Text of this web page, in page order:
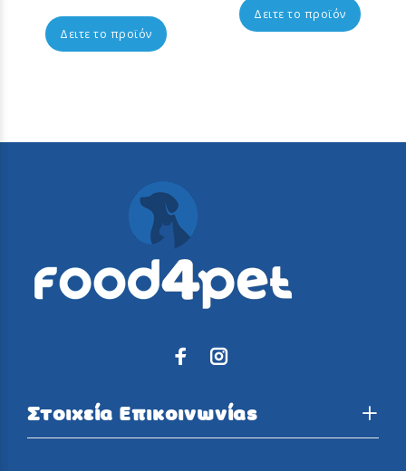
Δειτε το προϊόν
Δειτε το προϊόν
Στοιχεία Επικοινωνίας